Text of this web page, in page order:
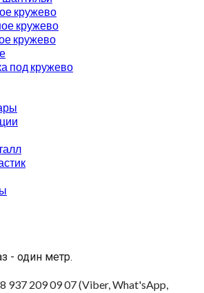
кружево
кружево
кружево
под кружево
- один метр.
937 209 09 07 (Viber, What'sApp,